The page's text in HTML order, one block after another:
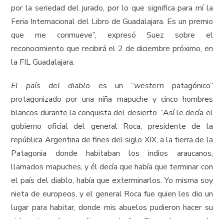
por la seriedad del jurado, por lo que significa para mí la
Feria Internacional del Libro de Guadalajara. Es un premio
que me conmueve”, expresó Suez sobre el
reconocimiento que recibirá el 2 de diciembre próximo, en
la FIL Guadalajara.
El país del diablo es un “western patagónico”
protagonizado por una niña mapuche y cinco hombres
blancos durante la conquista del desierto. “Así le decía el
gobierno oficial del general Roca, presidente de la
república Argentina de fines del siglo XIX, a la tierra de la
Patagonia donde habitaban los indios araucanos,
llamados mapuches, y él decía que había que terminar con
el país del diablo, había que exterminarlos. Yo misma soy
nieta de europeos, y el general Roca fue quien les dio un
lugar para habitar, donde mis abuelos pudieron hacer su